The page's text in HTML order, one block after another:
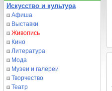
Искусство и культура
Афиша
Выставки
Живопись
Кино
Литература
Мода
Музеи и галереи
Творчество
Театр